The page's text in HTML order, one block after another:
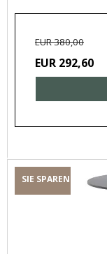
EUR 380,00
EUR 292,60
SIE SPAREN